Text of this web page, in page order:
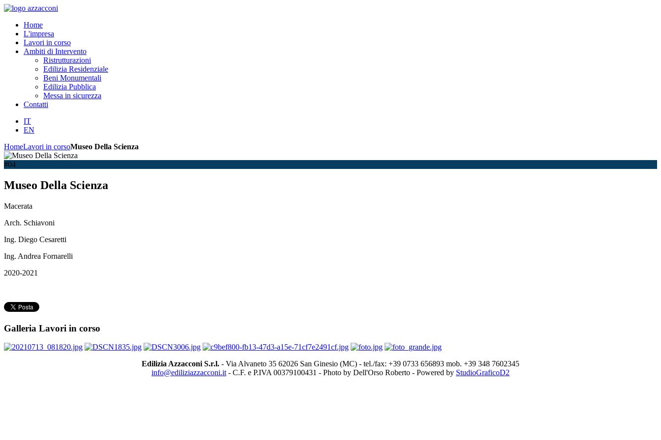
Home
L'impresa
Lavori in corso
Ambiti di Intervento
Ristrutturazioni
Edilizia Residenziale
Beni Monumentali
Edilizia Pubblica
Messa in sicurezza
Contatti
IT
EN
HomeLavori in corsoMuseo Della Scienza
#04
Museo Della Scienza
Macerata
Arch. Schiavoni
Ing. Diego Cesaretti
Ing. Andrea Fornarelli
2020-2021
Galleria Lavori in corso
Edilizia Azzacconi S.r.l. - Via Alvaneto 35 62026 San Ginesio (MC) - tel./fax: +39 0733 656893 mob. +39 348 7602345
info@ediliziazzacconi.it - C.F. e P.IVA 00379100431 - Photo by Dell'Orso Roberto - Powered by StudioGraficoD2